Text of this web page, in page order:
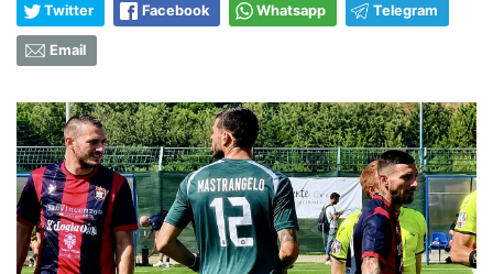
Twitter Facebook Whatsapp Telegram
Email